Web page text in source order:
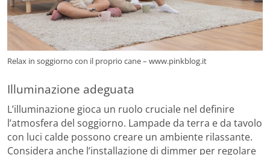
Relax in soggiorno con il proprio cane – www.pinkblog.it
Illuminazione adeguata
L’illuminazione gioca un ruolo cruciale nel definire
l’atmosfera del soggiorno. Lampade da terra e da tavolo
con luci calde possono creare un ambiente rilassante.
Considera anche l’installazione di dimmer per regolare